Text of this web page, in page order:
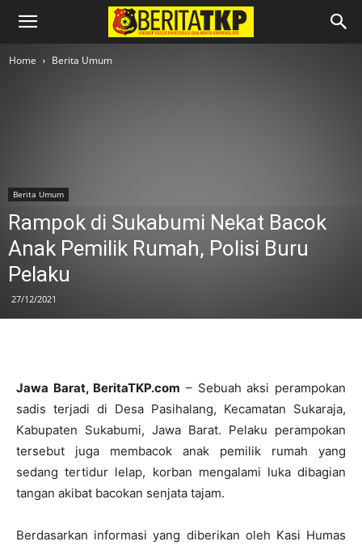
Home Berita Umum
Berita Umum
Rampok di Sukabumi Nekat Bacok
Anak Pemilik Rumah, Polisi Buru
Pelaku
27/12/2021
Jawa Barat, BeritaTKP.com – Sebuah aksi perampokan
sadis terjadi di Desa Pasihalang, Kecamatan Sukaraja,
Kabupaten Sukabumi, Jawa Barat. Pelaku perampokan
tersebut juga membacok anak pemilik rumah yang
sedang tertidur lelap, korban mengalami luka dibagian
tangan akibat bacokan senjata tajam.
Berdasarkan informasi yang diberikan oleh Kasi Humas